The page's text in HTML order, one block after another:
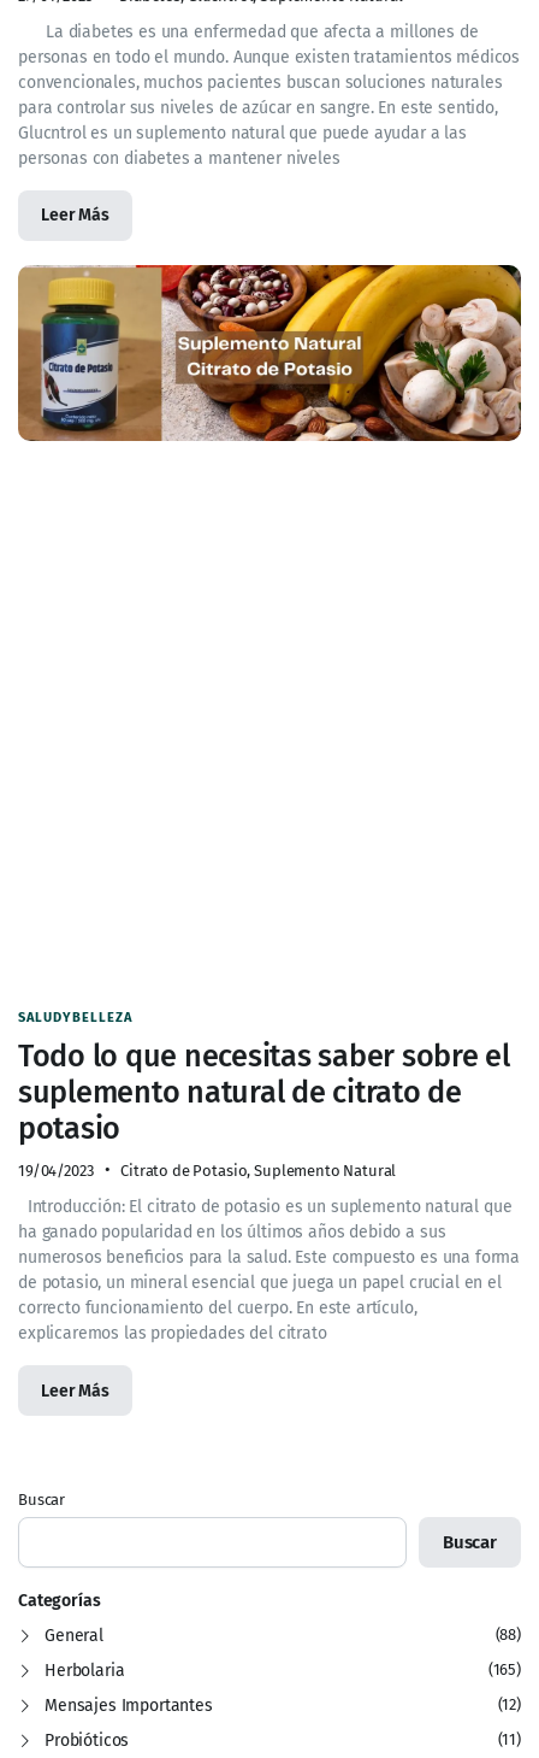
La diabetes es una enfermedad que afecta a millones de
personas en todo el mundo. Aunque existen tratamientos médicos
convencionales, muchos pacientes buscan soluciones naturales
para controlar sus niveles de azúcar en sangre. En este sentido,
Glucntrol es un suplemento natural que puede ayudar a las
personas con diabetes a mantener niveles
Leer Más
SALUDYBELLEZA
Todo lo que necesitas saber sobre el
suplemento natural de citrato de
potasio
19/04/2023 Citrato de Potasio, Suplemento Natural
Introducción: El citrato de potasio es un suplemento natural que
ha ganado popularidad en los últimos años debido a sus
numerosos beneficios para la salud. Este compuesto es una forma
de potasio, un mineral esencial que juega un papel crucial en el
correcto funcionamiento del cuerpo. En este artículo,
explicaremos las propiedades del citrato
Leer Más
Buscar
Buscar
Categorías
General
(88)
Herbolaria (165)
Mensajes Importantes (12)
Probióticos (11)